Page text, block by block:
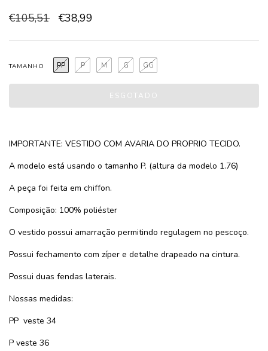
€105,51 €38,99
TAMANHO PP P M G GG
IMPORTANTE: VESTIDO COM AVARIA DO PROPRIO TECIDO.
A modelo está usando o tamanho P. (altura da modelo 1.76)
A peça foi feita em chiffon.
Composição: 100% poliéster
O vestido possui amarração permitindo regulagem no pescoço.
Possui fechamento com zíper e detalhe drapeado na cintura.
Possui duas fendas laterais.
Nossas medidas:
PP veste 34
P veste 36